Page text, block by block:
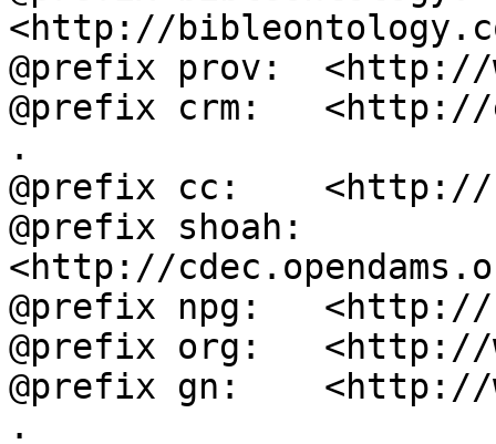
<http://
@prefix prov:  <http://
@prefix crm:   <http://
.
@prefix cc:    <http://
@prefix shoah:
<http://
@prefix npg:   <http://
@prefix org:   <http://
@prefix gn:    <http://
.